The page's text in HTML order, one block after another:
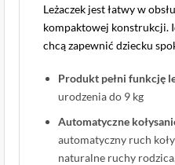
Leżaczek jest łatwy w
kompaktowej konstrukcji.
chcą zapewnić dziecku
Produkt pełni funkcję
urodzenia do 9 kg
Automatyczne
automatyczny ruch
naturalne ruchy